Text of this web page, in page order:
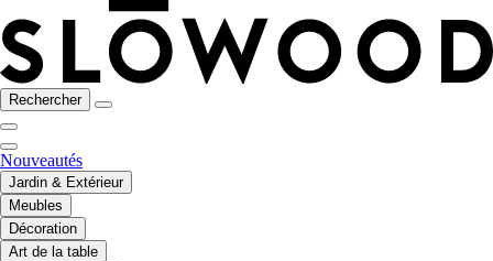
Rechercher
Nouveautés
Jardin & Extérieur
Meubles
Décoration
Art de la table